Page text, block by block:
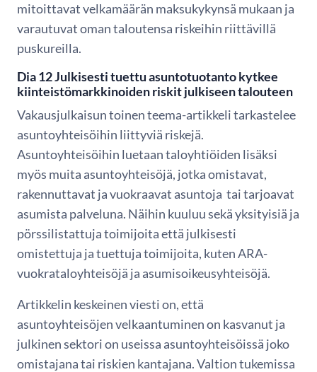
mitoittavat velkamäärän maksukykynsä mukaan ja
varautuvat oman taloutensa riskeihin riittävillä
puskureilla.
Dia 12 Julkisesti tuettu asuntotuotanto kytkee
kiinteistömarkkinoiden riskit julkiseen talouteen
Vakausjulkaisun toinen teema-artikkeli tarkastelee
asuntoyhteisöihin liittyviä riskejä.
Asuntoyhteisöihin luetaan taloyhtiöiden lisäksi
myös muita asuntoyhteisöjä, jotka omistavat,
rakennuttavat ja vuokraavat asuntoja tai tarjoavat
asumista palveluna. Näihin kuuluu sekä yksityisiä ja
pörssilistattuja toimijoita että julkisesti
omistettuja ja tuettuja toimijoita, kuten ARA-
vuokrataloyhteisöjä ja asumisoikeusyhteisöjä.
Artikkelin keskeinen viesti on, että
asuntoyhteisöjen velkaantuminen on kasvanut ja
julkinen sektori on useissa asuntoyhteisöissä joko
omistajana tai riskien kantajana. Valtion tukemissa